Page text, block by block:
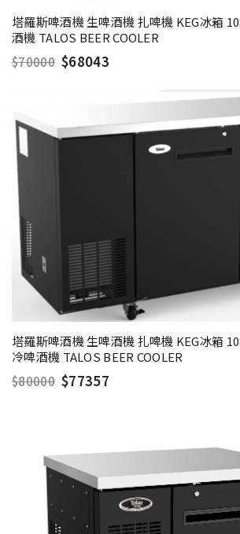
塔羅斯啤酒機 生啤酒機 扎啤機 KEG冰箱
酒機 TALOS BEER COOLER
$70000 $68043
塔羅斯啤酒機 生啤酒機 扎啤機 KEG冰箱
冷啤酒機 TALOS BEER COOLER
$80000 $77357